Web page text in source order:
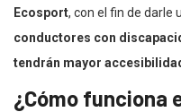
Ecosport, con el fin de darle
conductores con
tendrán mayor
¿Cómo funciona